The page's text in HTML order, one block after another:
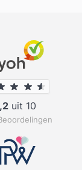
uit 10